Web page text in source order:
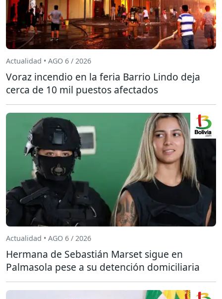
Actualidad • AGO 6 / 2026
Voraz incendio en la feria Barrio Lindo deja
cerca de 10 mil puestos afectados
Actualidad • AGO 6 / 2026
Hermana de Sebastián Marset sigue en
Palmasola pese a su detención domiciliaria